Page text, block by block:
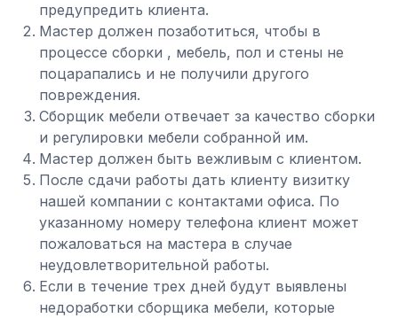
предупредить клиента.
Мастер должен позаботиться, чтобы в
процессе сборки , мебель, пол и стены не
поцарапались и не получили другого
повреждения.
Сборщик мебели отвечает за качество сборки
и регулировки мебели собранной им.
Мастер должен быть вежливым с клиентом.
После сдачи работы дать клиенту визитку
нашей компании с контактами офиса. По
указанному номеру телефона клиент может
пожаловаться на мастера в случае
неудовлетворительной работы.
Если в течение трех дней будут выявлены
недоработки сборщика мебели, которые